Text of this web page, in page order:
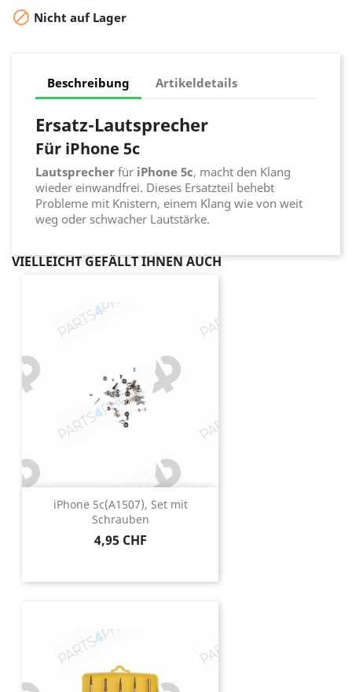
 Nicht auf Lager
Beschreibung Artikeldetails
Ersatz-Lautsprecher
Für iPhone 5c
Lautsprecher für iPhone 5c, macht den Klang
wieder einwandfrei. Dieses Ersatzteil behebt
Probleme mit Knistern, einem Klang wie von weit
weg oder schwacher Lautstärke.
VIELLEICHT GEFÄLLT IHNEN AUCH
iPhone 5c(A1507), Set mit
Schrauben
Preis
4,95 CHF